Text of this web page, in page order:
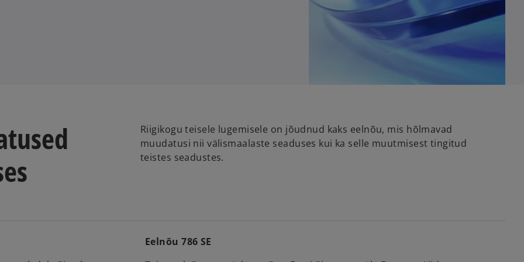
Riigikogu teisele lugemisele on jõudnud kaks eelnõu, mis hõlmavad
muudatusi nii välismaalaste seaduses kui ka selle muutmisest tingitud
teistes seadustes.
Eelnõu 786 SE